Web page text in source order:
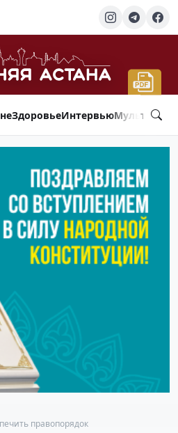
ЗдоровьеИнтервью
правопорядок